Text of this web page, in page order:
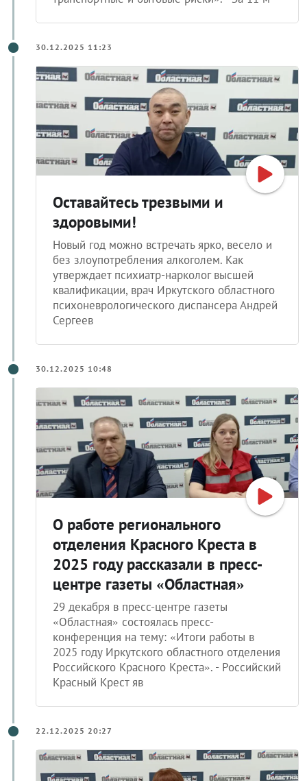
30.12.2025 11:23
Оставайтесь трезвыми и
здоровыми!
Новый год можно встречать ярко, весело и
без злоупотребления алкоголем. Как
утверждает психиатр-нарколог высшей
квалификации, врач Иркутского областного
психоневрологического диспансера Андрей
Сергеев
30.12.2025 10:48
О работе регионального
отделения Красного Креста в
2025 году рассказали в пресс-
центре газеты «Областная»
29 декабря в пресс-центре газеты
«Областная» состоялась пресс-
конференция на тему: «Итоги работы в
2025 году Иркутского областного отделения
Российского Красного Креста». - Российский
Красный Крест яв
22.12.2025 20:27